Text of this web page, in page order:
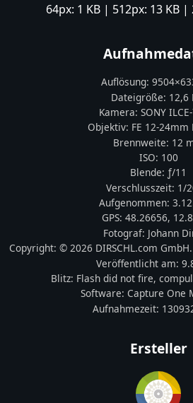
64px: 1 KB| 512px: 13 KB|
Auflösung: 9504×
Dateigröße: 12,6
Kamera: SONY
Objektiv: FE 12-24mm
Brennweite: 12
ISO: 100
Blende: ƒ/11
Verschlusszeit: 1/
Aufgenommen:
GPS: 48.26656,
Fotograf: Johann
Copyright: © 2026 DIRSCHL.com
Veröffentlicht am:
Blitz: Flash did not fire,
Software: Capture One
Aufnahmezeit:
Ersteller